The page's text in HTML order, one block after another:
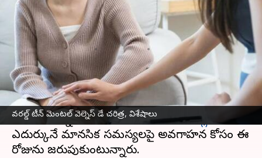
వరల్డ్ టీన్ మెంటల్ వెల్నెస్ డే చరిత్ర, విశేషాలు
విశేషాలు, టీనేజర్ల మానసిక
సమస్యలు, అధిగమించే పద్దతులు
వ్రాసిన వారు Sriram Pranateja Mar 02, 2023 05:12 pm
ఈ వార్తాకథనం ఏంటి
ప్రతీ సంవత్సరం మార్చ్ 2వ తేదీన వరల్డ్ టీన్
మెంటల్ వెల్నెస్ డే జరుపుకుంటారు.టీనేజర్లు
ఎదుర్కునే మానసిక సమస్యలపై అవగాహన కోసం ఈ